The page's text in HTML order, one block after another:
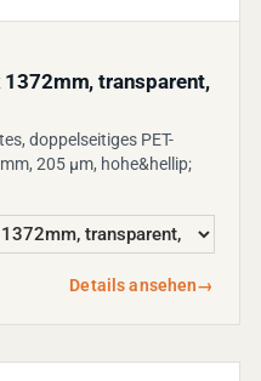
transparent,
doppelseitiges PET-
205 µm, hohe&hellip;
Details ansehen→